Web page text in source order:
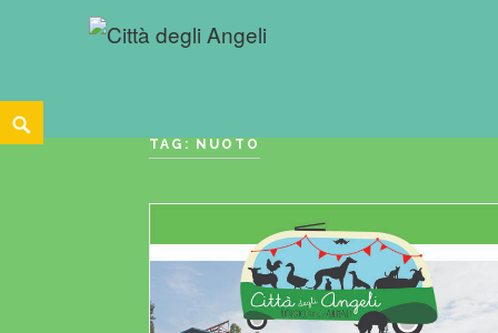
Skip
to
Search
TAG: NUOTO